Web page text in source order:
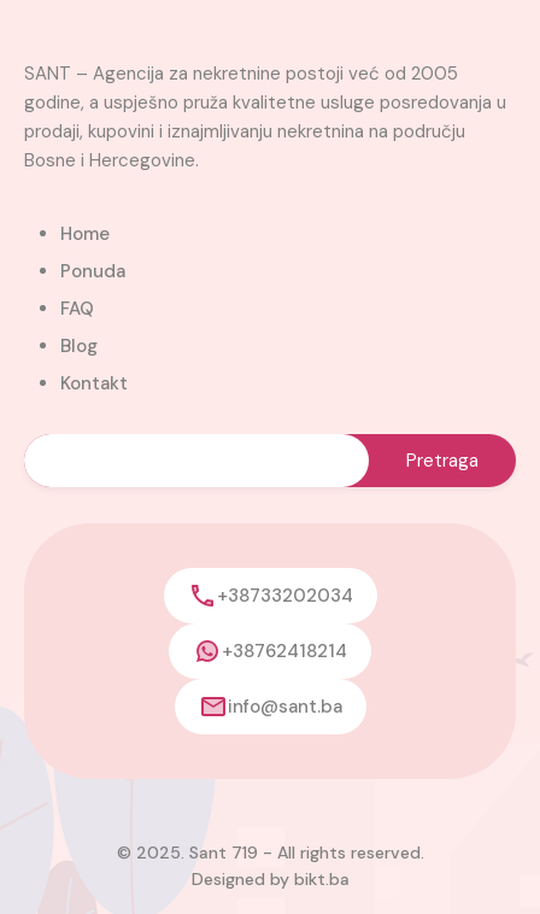
SANT – Agencija za nekretnine postoji već od 2005
godine, a uspješno pruža kvalitetne usluge posredovanja u
prodaji, kupovini i iznajmljivanju nekretnina na području
Bosne i Hercegovine.
Home
Ponuda
FAQ
Blog
Kontakt
+38733202034
+38762418214
info@sant.ba
© 2025. Sant 719 - All rights reserved.
Designed by bikt.ba